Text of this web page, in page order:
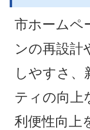
市ホームペ
ンの再設計
しやすさ
ティの向上
利便性向上